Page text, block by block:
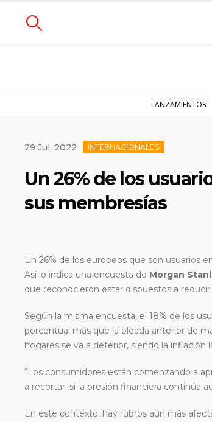
LANZAMIENTOS
29 Jul, 2022 INTERNACIONALES
Un 26% de los
sus membresías
Un 26% de los europeos que son usuarios
Así lo indica una encuesta de Morgan
que reconocieron estar dispuestos a
Según la misma encuesta, el 18% de los
porcentual más que la oleada anterior de
hogares se va a deterior, siendo la inflación
“Los consumidores están comenzando a
a recortar: si la presión financiera continúa
En este contexto, hay rubros aún más